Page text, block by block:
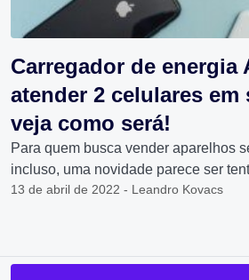
Carregador de energia
atender 2 celulares em
veja como será!
Para quem busca vender aparelhos
incluso, uma novidade parece ser
13 de abril de 2022 - Leandro Kovacs